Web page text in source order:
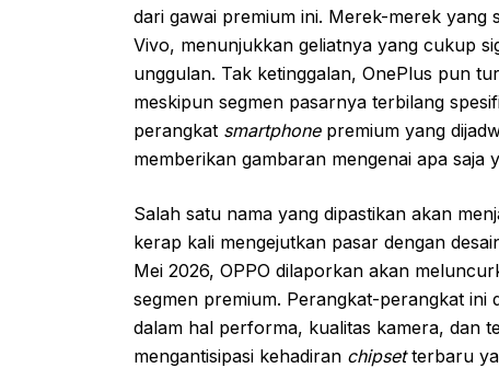
dari gawai premium ini. Merek-merek yang
Vivo, menunjukkan geliatnya yang cukup
unggulan. Tak ketinggalan, OnePlus pun
meskipun segmen pasarnya terbilang
perangkat smartphonepremium yang
memberikan gambaran mengenai apa saja
Salah satu nama yang dipastikan akan
kerap kali mengejutkan pasar dengan
Mei 2026, OPPO dilaporkan akan
segmen premium. Perangkat-perangkat ini
dalam hal performa, kualitas kamera, dan
mengantisipasi kehadiran chipsetterbaru